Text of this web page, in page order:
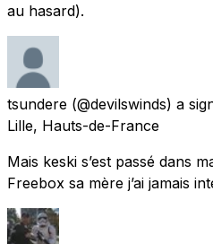
au hasard).
tsundere (@devilswinds) a
Lille, Hauts-de-France
Mais keski s’est passé dans
Freebox sa mère j’ai jamais